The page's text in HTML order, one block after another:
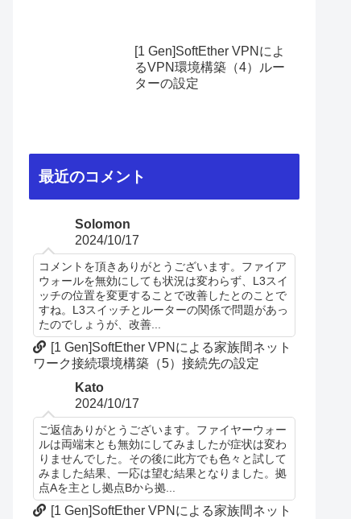
[1 Gen]SoftEther VPNによ
るVPN環境構築（4）ルー
ターの設定
最近のコメント
Solomon
2024/10/17
コメントを頂きありがとうございます。ファイア
ウォールを無効にしても状況は変わらず、L3スイ
ッチの位置を変更することで改善したとのことで
すね。L3スイッチとルーターの関係で問題があっ
たのでしょうが、改善...
[1 Gen]SoftEther VPNによる家族間ネット
ワーク接続環境構築（5）接続先の設定
Kato
2024/10/17
ご返信ありがとうございます。ファイヤーウォー
ルは両端末とも無効にしてみましたが症状は変わ
りませんでした。その後に此方でも色々と試して
みました結果、一応は望む結果となりました。拠
点Aを主とし拠点Bから拠...
[1 Gen]SoftEther VPNによる家族間ネット